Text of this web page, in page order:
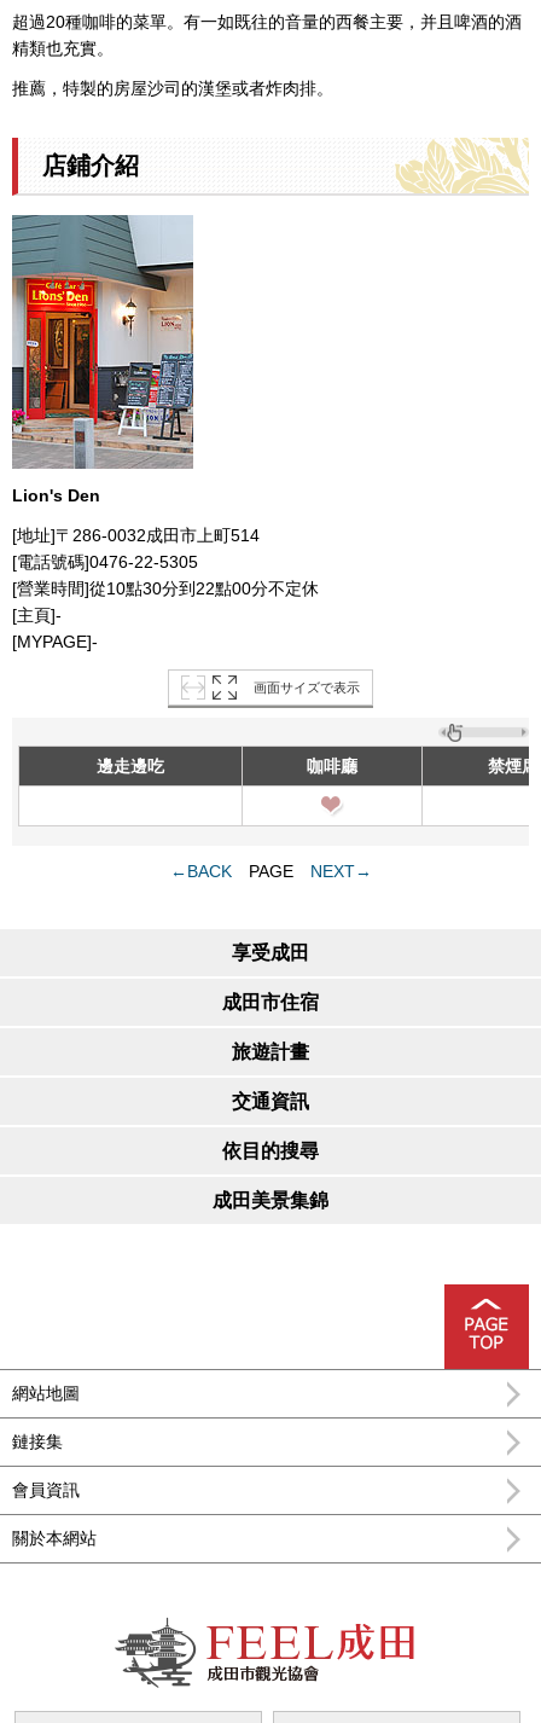
超過20種咖啡的菜單。有一如既往的音量的西餐主要，并且啤酒的酒
精類也充實。
推薦，特製的房屋沙司的漢堡或者炸肉排。
店鋪介紹
Lion's Den
[地址]〒286-0032成田市上町514
[電話號碼]0476-22-5305
[營業時間]從10點30分到22點00分不定休
[主頁]-
[MYPAGE]-
画面サイズで表示
邊走邊吃 咖啡廳 禁煙席
←BACKPAGE NEXT→
享受成田
成田市住宿
旅遊計畫
交通資訊
依目的搜尋
成田美景集錦
網站地圖
鏈接集
會員資訊
關於本網站
FEEL成田成田市公式觀光信息